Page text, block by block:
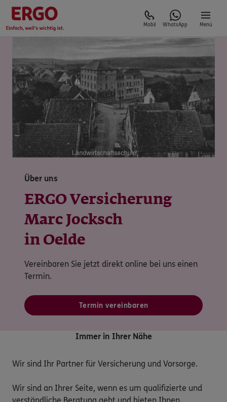
Mobil WhatsApp Menü
Über uns
ERGO Versicherung
Marc Jocksch
in Oelde
Vereinbaren Sie jetzt direkt online bei uns einen
Termin.
Termin vereinbaren
Immer in Ihrer Nähe
Wir sind Ihr Partner für Versicherung und Vorsorge.
Wir sind an Ihrer Seite, wenn es um qualifizierte und